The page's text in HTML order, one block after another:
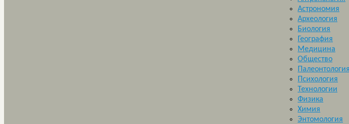
Астрономия
Археология
Биология
География
Медицина
Общество
Палеонтология
Психология
Технологии
Физика
Химия
Энтомология